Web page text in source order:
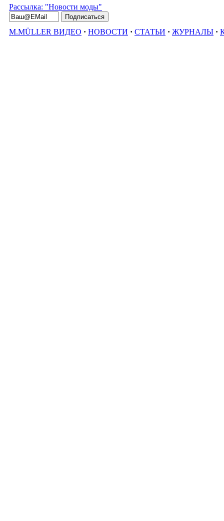
Рассылка: "Новости моды"
M.MÜLLER ВИДЕО · НОВОСТИ · СТАТЬИ · ЖУРНАЛЫ ·